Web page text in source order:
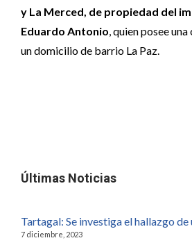
y La Merced, de propiedad del
Eduardo Antonio, quien posee
un domicilio de barrio La Paz.
Últimas Noticias
Tartagal: Se investiga el hallazgo
7 diciembre, 2023